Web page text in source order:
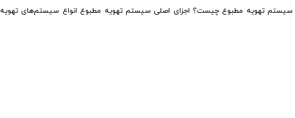
اینورتر پمپ خورشیدی ویچی
تهویه مطبوع چیست؟ اجزای اصلی سیستم تهویه مطبوع انواع سیستم‌های تهویه